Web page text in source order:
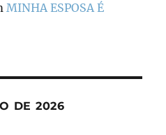
MINHA ESPOSA É
DE 2026